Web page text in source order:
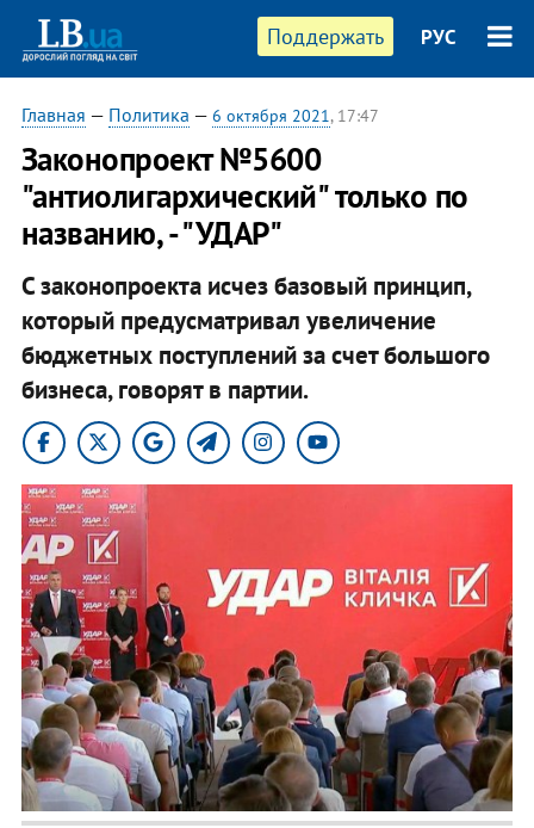
Поддержать РУС
Главная — Политика — 6 октября 2021, 17:47
Законопроект №5600
"антиолигархический" только по
названию, - "УДАР"
С законопроекта исчез базовый принцип,
который предусматривал увеличение
бюджетных поступлений за счет большого
бизнеса, говорят в партии.